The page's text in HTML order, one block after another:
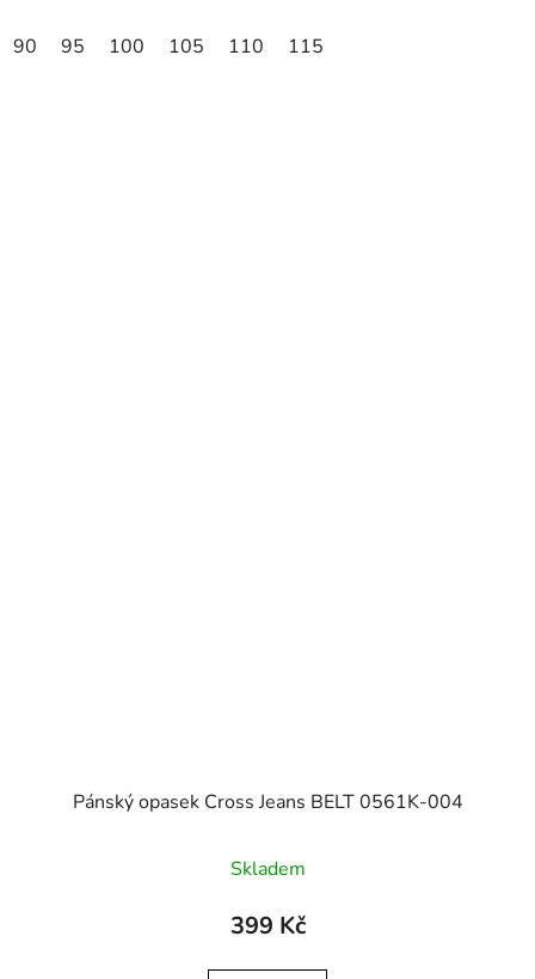
90 95 100 105 110 115
Pánský opasek Cross Jeans BELT 0561K-004
Skladem
399 Kč